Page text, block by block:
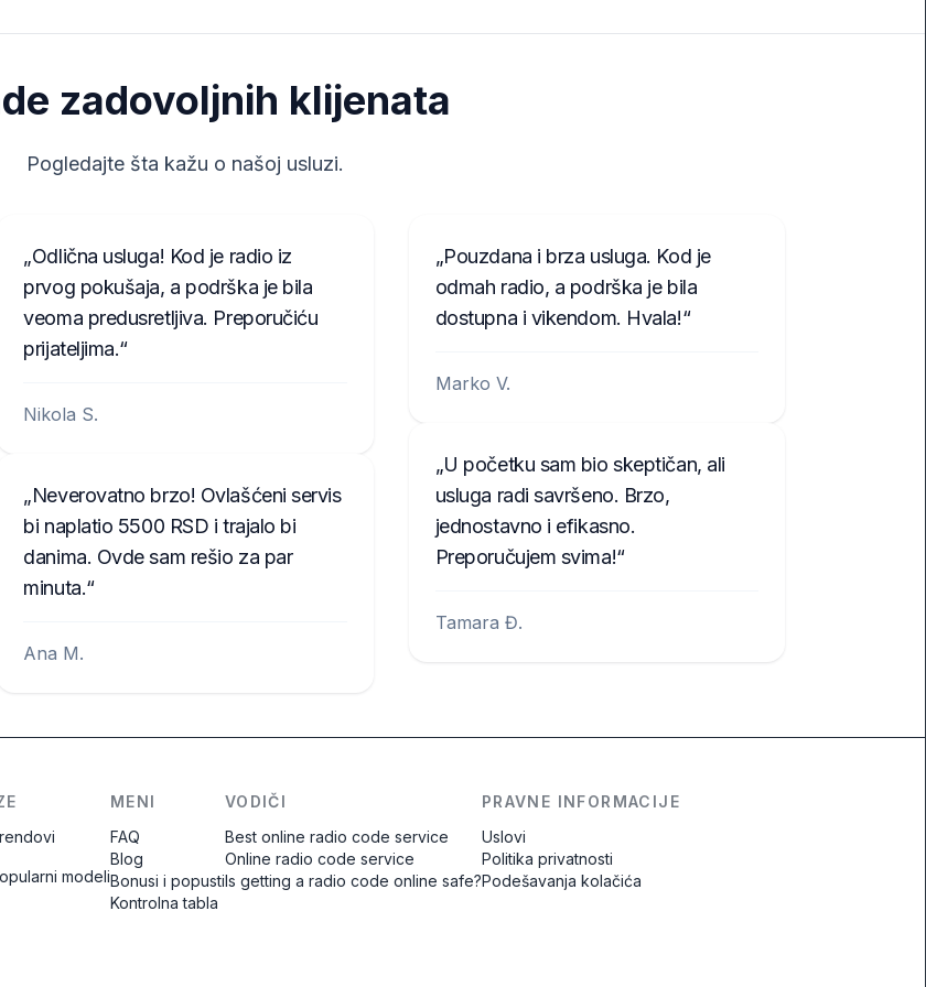
zadovoljnih klijenata
Pogledajte šta kažu o našoj usluzi.
Odlična usluga! Kod je radio iz
prvog pokušaja, a podrška je bila
veoma predusretljiva. Preporučiću
prijateljima.
Nikola S.
Neverovatno brzo! Ovlašćeni servis
bi naplatio 5500 RSD i trajalo bi
danima. Ovde sam rešio za par
minuta.
Ana M.
Pouzdana i brza usluga. Kod je
odmah radio, a podrška je bila
dostupna i vikendom. Hvala!
Marko V.
U početku sam bio skeptičan, ali
usluga radi savršeno. Brzo,
jednostavno i efikasno.
Preporučujem svima!
Tamara Đ.
modeli
MENI
FAQ
Blog
Bonusi i popusti
Kontrolna tabla
VODIČI
Best online radio code service
Online radio code service
Is getting a radio code online safe?
PRAVNE INFORMACIJE
Uslovi
Politika privatnosti
Podešavanja kolačića